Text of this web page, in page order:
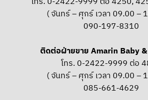
( จันทร์ – ศุกร์ เวลา 09.00 –
090-197-8310
ติดต่อฝ่ายขาย Amarin Baby
โทร. 0-2422-9999 ต่อ
( จันทร์ – ศุกร์ เวลา 09.00 –
085-661-4629